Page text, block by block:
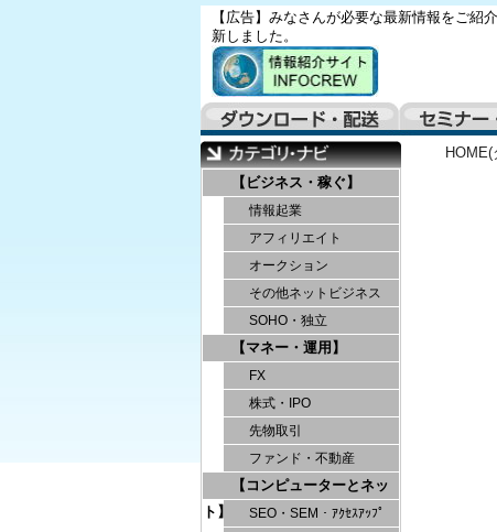
【広告】みなさんが必要な最新情報をご紹
新しました。
【ビジネス・稼ぐ】
情報起業
アフィリエイト
オークション
その他ネットビジネス
SOHO・独立
【マネー・運用】
FX
株式・IPO
先物取引
ファンド・不動産
【コンピューターとネッ
ト】
SEO・SEM・ｱｸｾｽｱｯﾌﾟ
HOME(